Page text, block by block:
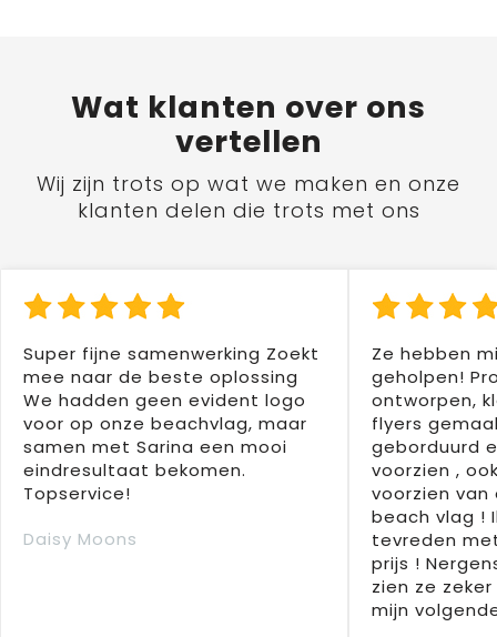
Wat klanten over ons
vertellen
Wij zijn trots op wat we maken en onze
klanten delen die trots met ons
Super fijne samenwerking Zoekt
mee naar de beste oplossing
We hadden geen evident logo
voor op onze beachvlag, maar
samen met Sarina een mooi
eindresultaat bekomen.
Topservice!
Daisy Moons
Ze hebben
geholpen!
ontworpen,
flyers
geborduurd
voorzien ,
voorzien
beach vlag !
tevreden
prijs !
zien ze
mijn